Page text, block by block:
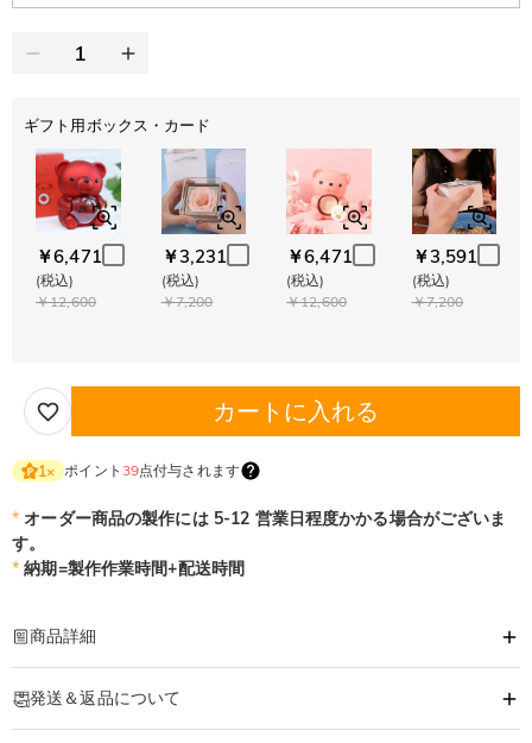
ギフト用ボックス・カード
￥6,471
(税込)
￥12,600
￥3,231
(税込)
￥7,200
￥6,471
(税込)
￥12,600
￥3,591
(税込)
￥7,200
カートに入れる
1× ポイント 39点付与されます
* オーダー商品の製作には 5-12 営業日程度かかる場合がございま
す。
* 納期=製作作業時間+配送時間
商品詳細
あなたの気持ちを形に出来るオーダーメイドのネックレスです。
大切な人へ、自分へのご褒美に。特別な時に贈るオリジナルネックレス。
発送＆返品について